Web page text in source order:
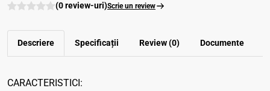
(0 review-uri)Scrie un review
Descriere Specificații Review (0) Documente
CARACTERISTICI: